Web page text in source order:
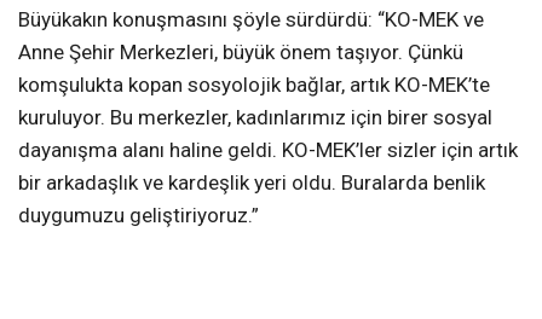
Büyükakın konuşmasını şöyle sürdürdü: “KO-MEK ve
Anne Şehir Merkezleri, büyük önem taşıyor. Çünkü
komşulukta kopan sosyolojik bağlar, artık KO-MEK’te
kuruluyor. Bu merkezler, kadınlarımız için birer sosyal
dayanışma alanı haline geldi. KO-MEK’ler sizler için artık
bir arkadaşlık ve kardeşlik yeri oldu. Buralarda benlik
duygumuzu geliştiriyoruz.”